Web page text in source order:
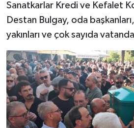
Sanatkarlar Kredi ve Kefalet
Destan Bulgay, oda
yakınları ve çok sayıda